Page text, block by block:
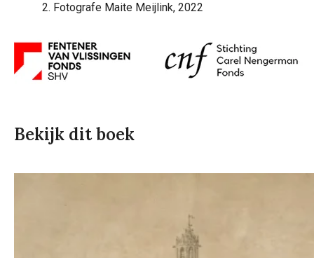
2. Fotografe Maite Meijlink, 2022
Bekijk dit boek